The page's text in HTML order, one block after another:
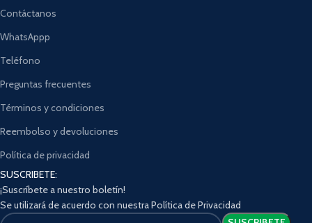
Contáctanos
WhatsAppp
Teléfono
Preguntas frecuentes
Términos y condiciones
Reembolso y devoluciones
Política de privacidad
SUSCRIBETE:
¡Suscríbete a nuestro boletín!
Se utilizará de acuerdo con nuestra Política de Privacidad